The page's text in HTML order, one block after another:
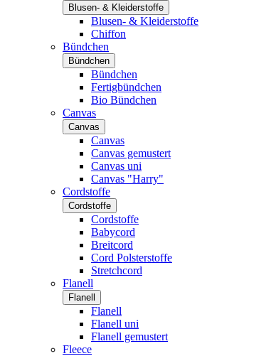
Blusen- & Kleiderstoffe
Blusen- & Kleiderstoffe
Chiffon
Bündchen
Bündchen
Bündchen
Fertigbündchen
Bio Bündchen
Canvas
Canvas
Canvas
Canvas gemustert
Canvas uni
Canvas "Harry"
Cordstoffe
Cordstoffe
Cordstoffe
Babycord
Breitcord
Cord Polsterstoffe
Stretchcord
Flanell
Flanell
Flanell
Flanell uni
Flanell gemustert
Fleece